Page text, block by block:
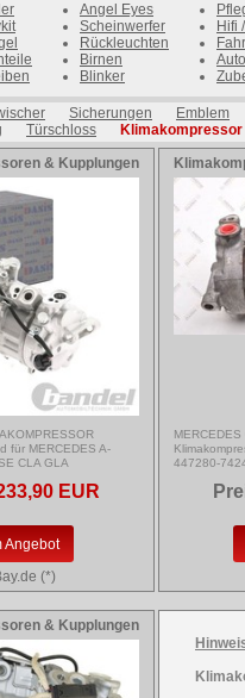
Angel Eyes
Scheinwerfer
Rückleuchten
Birnen
Blinker
Hifi
Sicherungen Emblem
Türschloss Klimakompressor
& Kupplungen
für MERCEDES A-
CLA GLA
EUR
Angebot
(*)
447280-
& Kupplungen